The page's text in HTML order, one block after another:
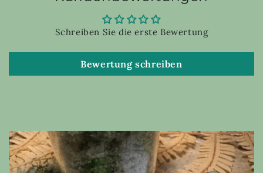
Schreiben Sie die erste Bewertung
Bewertung schreiben